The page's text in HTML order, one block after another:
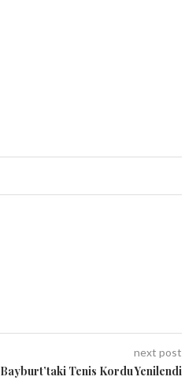
next post
Bayburt’taki Tenis Kordu Yenilendi